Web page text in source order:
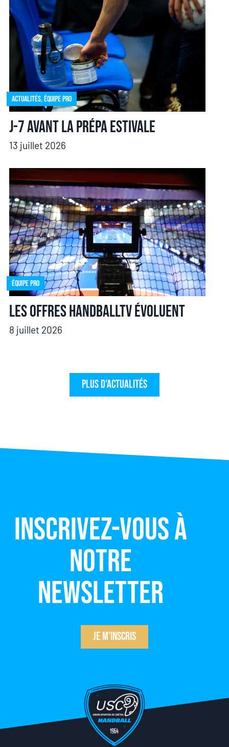
Actualités,Équipe pro
J-7 avant la prépa estivale
13 juillet 2026
Équipe pro
Les offres HandballTV évoluent
8 juillet 2026
Plus d'actualités
Inscrivez-vous à
notre
newsletter
Je m'inscris